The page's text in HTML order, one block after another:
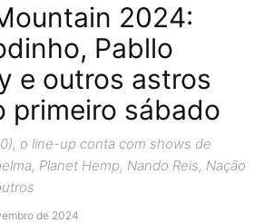
2024:
Pabllo
e outros astros
primeiro sábado
o line-up conta com shows de
Planet Hemp, Nando Reis, Nação
de 2024